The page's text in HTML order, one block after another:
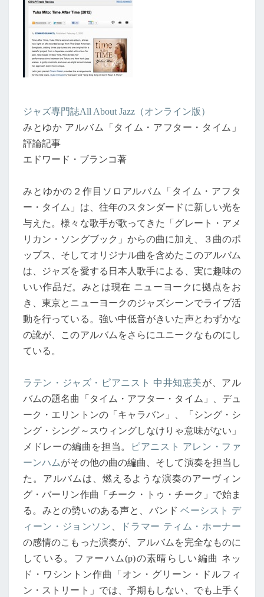
ジャズ専門誌All About Jazz（オンライン版）
みとゆか アルバム「タイム・アフター・タイム」
評論記事
エドワード・ブランコ著
みとゆかの２作目ソロアルバム「タイム・アフタ
ー・タイム」は、往年のスタンダードに新しい光を
与えた。様々な歌手が歌ってきた「グレート・アメ
リカン・ソングブック」からの曲に加え、３曲のポ
ップス、そしてオリジナル曲を含めたこのアルバム
は、ジャズを愛する日本人歌手による、実に趣味の
いい作品だ。みとは現在 ニューヨークに拠点をお
き、東京とニューヨークのジャズシーンでライブ活
動を行っている。強い中低音がきいた声とわずかな
の訛が、このアルバムをさらにユニークなものにし
ている。
ラテン・ジャズ・ピアニスト 中井知恵美が、アル
バムの題名曲「タイム・アフター・タイム」、デュ
ーク・エリントンの「キャラバン」、「シング・シ
ング・シング～スウィングしなけりゃ意味がない」
メドレーの編曲を担当。
ピアニスト アレン・ファ
ーンハムがその他の曲の編曲、そして演奏を担当し
た。アルバムは、燃えるような演奏のアーヴィン
グ・バーリン作曲「チーク・トゥ・チーク」で始ま
る。みとの勢いのある声と、バンドベーシスト デ
ィーン・ジョンソン
ドラマー ティム・ホーナー
の感情のこもった演奏が、アルバムを完全なものに
している。ファーハム(p)の素晴らしい編曲 ネッ
ド・ワシントン作曲「オン・グリーン・ドルフィ
ン・ストリート」では、予期もしない、でも上手く